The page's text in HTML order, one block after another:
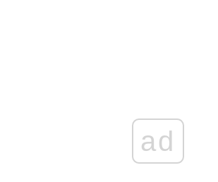
ad